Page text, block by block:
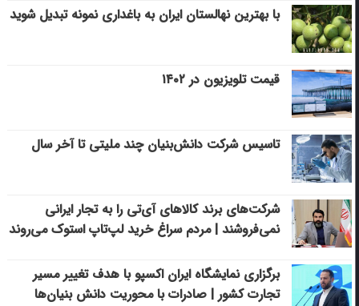
با بهترین نهالستان ایران به باغداری نمونه تبدیل شوید
قیمت تلویزیون در ۱۴۰۲
تاسیس شرکت دانش‌بنیان چند ملیتی تا آخر سال
شرکت‌های برند کالاهای آی‌تی را به تجار ایرانی
نمی‌فروشند | مردم سراغ خرید لپ‌تاپ استوک می‌روند
برگزاری نمایشگاه ایران اکسپو با هدف تغییر مسیر
تجارت کشور | صادرات با محوریت دانش بنیان‌ها